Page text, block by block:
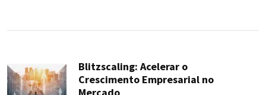
Blitzscaling: Acelerar o
Crescimento Empresarial no
Mercado